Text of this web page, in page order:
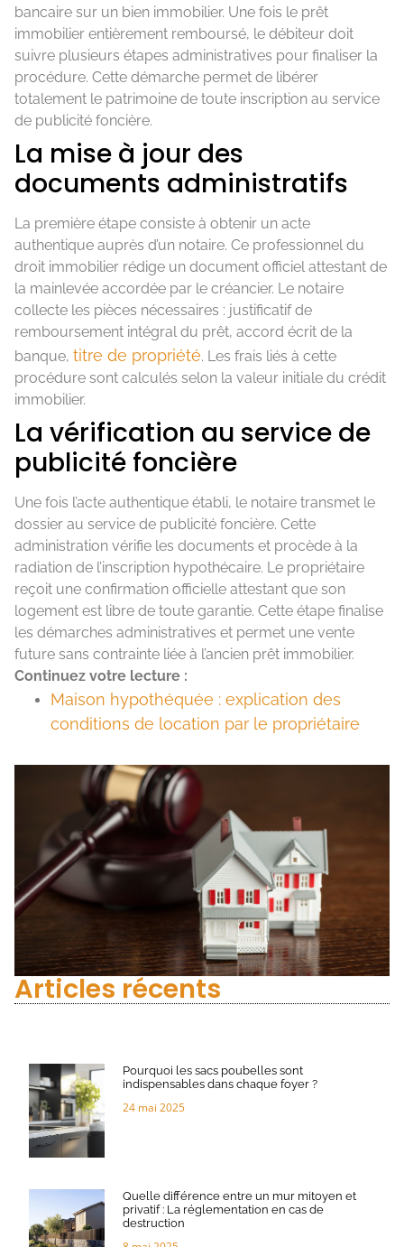
bancaire sur un bien immobilier. Une fois le prêt
immobilier entièrement remboursé, le débiteur doit
suivre plusieurs étapes administratives pour finaliser la
procédure. Cette démarche permet de libérer
totalement le patrimoine de toute inscription au service
de publicité foncière.
La mise à jour des
documents administratifs
La première étape consiste à obtenir un acte
authentique auprès d’un notaire. Ce professionnel du
droit immobilier rédige un document officiel attestant de
la mainlevée accordée par le créancier. Le notaire
collecte les pièces nécessaires : justificatif de
remboursement intégral du prêt, accord écrit de la
banque, titre de propriété. Les frais liés à cette
procédure sont calculés selon la valeur initiale du crédit
immobilier.
La vérification au service de
publicité foncière
Une fois l’acte authentique établi, le notaire transmet le
dossier au service de publicité foncière. Cette
administration vérifie les documents et procède à la
radiation de l’inscription hypothécaire. Le propriétaire
reçoit une confirmation officielle attestant que son
logement est libre de toute garantie. Cette étape finalise
les démarches administratives et permet une vente
future sans contrainte liée à l’ancien prêt immobilier.
Continuez votre lecture :
Maison hypothéquée : explication des
conditions de location par le propriétaire
Articles récents
Pourquoi les sacs poubelles sont
indispensables dans chaque foyer ?
24 mai 2025
Quelle différence entre un mur mitoyen et
privatif : La réglementation en cas de
destruction